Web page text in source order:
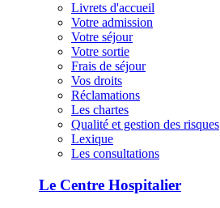
Livrets d'accueil
Votre admission
Votre séjour
Votre sortie
Frais de séjour
Vos droits
Réclamations
Les chartes
Qualité et gestion des risques
Lexique
Les consultations
Le Centre Hospitalier